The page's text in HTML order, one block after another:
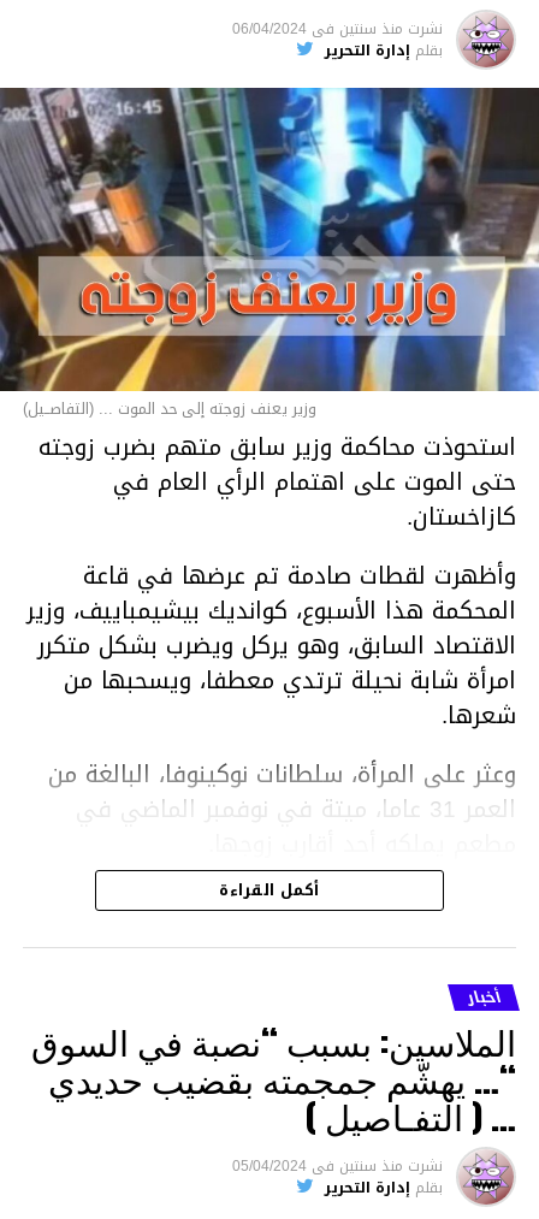
نشرت منذ سنتين فى 06/04/2024
بقلم إدارة التحرير
وزير يعنف زوجته إلى حد الموت ... (التفاصــيل)
استحوذت محاكمة وزير سابق متهم بضرب زوجته
حتى الموت على اهتمام الرأي العام في
كازاخستان.
وأظهرت لقطات صادمة تم عرضها في قاعة
المحكمة هذا الأسبوع، كوانديك بيشيمباييف، وزير
الاقتصاد السابق، وهو يركل ويضرب بشكل متكرر
امرأة شابة نحيلة ترتدي معطفا، ويسحبها من
شعرها.
وعثر على المرأة، سلطانات نوكينوفا، البالغة من
العمر 31 عاما، ميتة في نوفمبر الماضي في
ووفقا لتقرير الطبيب الشرعي، توفيت نوكينوفا
متأثرة بصدمة في الدماغ، وكانت إحدى عظام
أنفها مكسورة وكانت هناك كدمات متعددة على
وجهها ورأسها وذراعيها ويديها.
ويواجه بيشيمباييف (43 عاما) اتهامات بالتعذيب
والقتل باستخدام العنف الشديد ويواجه عقوبة
السجن لمدة تصل إلى 20 عاما.
الأخبار
أكمل القراءة
أخبار
الملاسين: بسبب “نصبة في السوق
“… يهشّم جمجمته بقضيب حديدي
… ( التفـاصيل )
نشرت منذ سنتين فى 05/04/2024
بقلم إدارة التحرير